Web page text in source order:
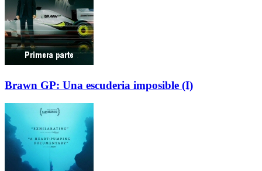
Brawn GP: Una escuderia imposible (I)